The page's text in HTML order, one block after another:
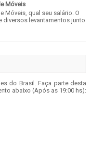
Móveis
Móveis, qual seu salário. O
diversos levantamentos junto
do Brasil. Faça parte desta
abaixo (Após as 19:00 hs):